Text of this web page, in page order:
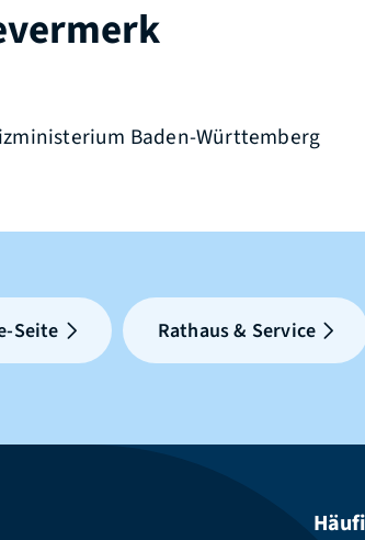
Baden-Württemberg
Seite Rathaus & Service